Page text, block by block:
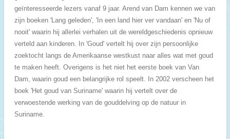
geïnteresseerde lezers vanaf 9 jaar. Arend van Dam kennen we van
zijn boeken 'Lang geleden', 'In een land hier ver vandaan' en 'Nu of
nooit' waarin hij allerlei verhalen uit de wereldgeschiedenis opnieuw
verteld aan kinderen. In 'Goud' vertelt hij over zijn persoonlijke
zoektocht langs de Amerikaanse westkust naar alles wat met goud
te maken heeft. Overigens is het niet het eerste boek van Van
Dam, waarin goud een belangrijke rol speelt. In 2002 verscheen het
boek 'Het goud van Suriname' waarin hij vertelt over de
verwoestende werking van de gouddelving op de natuur in
Suriname.